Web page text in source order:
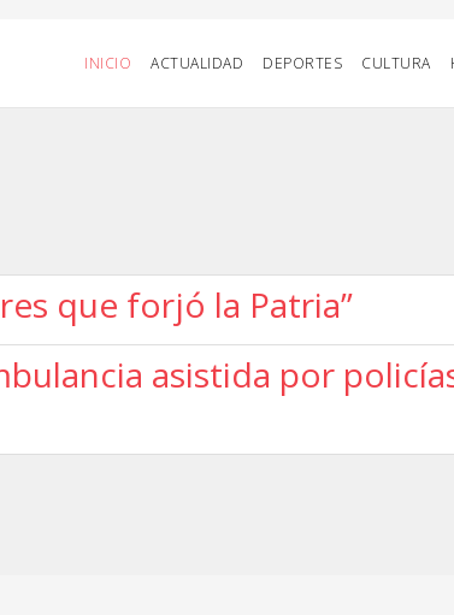
INICIO ACTUALIDAD DEPORTES CULTURA
que forjó la Patria”
asistida por